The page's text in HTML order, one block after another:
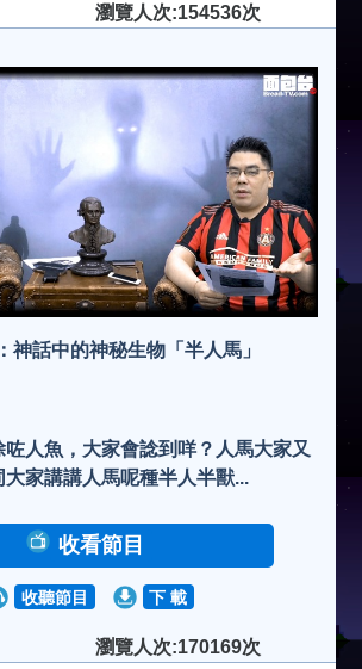
瀏覽人次:154536次
神話中的神秘生物「半人馬」
人魚，大家會諗到咩？人馬大家又
家講講人馬呢種半人半獸...
收看節目
收聽節目 下 載
瀏覽人次:170169次